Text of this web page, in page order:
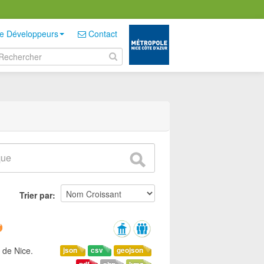
Développeurs Contact
Trier par
geojson
csv
json
Nice.